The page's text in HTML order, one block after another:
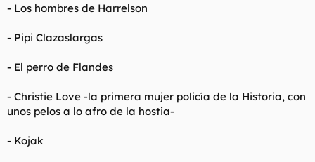
- Los hombres de Harrelson
- Pipi Clazaslargas
- El perro de Flandes
- Christie Love -la primera mujer policía de la Historia, con
unos pelos a lo afro de la hostia-
- Kojak